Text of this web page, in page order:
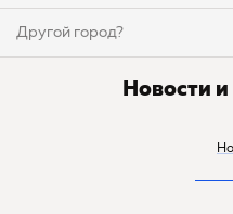
Другой город?
Новости